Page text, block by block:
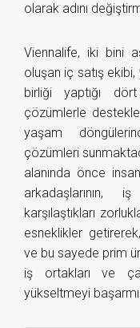
olarak adını
Viennalife, iki bini
oluşan iç satış
birliği yaptığı
çözümlerle
yaşam
çözümleri
alanında önce
arkadaşlarının,
karşılaştıkları
esneklikler
ve bu sayede prim
iş ortakları ve
yükseltmeyi